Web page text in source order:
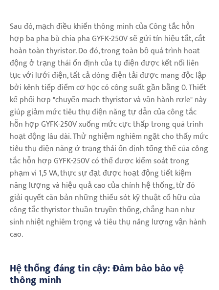
Sau đó, mạch điều khiển thông minh của Công tắc hỗn
hợp ba pha bù chia pha GYFK-250V sẽ gửi tín hiệu tắt, cắt
hoàn toàn thyristor. Do đó, trong toàn bộ quá trình hoạt
động ở trạng thái ổn định của tụ điện được kết nối liên
tục với lưới điện, tất cả dòng điện tải được mang độc lập
bởi kênh tiếp điểm cơ học có công suất gần bằng 0. Thiết
kế phối hợp "chuyển mạch thyristor và vận hành rơle" này
giúp giảm mức tiêu thụ điện năng tự dẫn của công tắc
hỗn hợp GYFK-250V xuống mức cực thấp trong quá trình
hoạt động lâu dài. Thử nghiệm nghiêm ngặt cho thấy mức
tiêu thụ điện năng ở trạng thái ổn định tổng thể của công
tắc hỗn hợp GYFK-250V có thể được kiểm soát trong
phạm vi 1,5 VA, thực sự đạt được hoạt động tiết kiệm
năng lượng và hiệu quả cao của chính hệ thống, từ đó
giải quyết căn bản những thiếu sót kỹ thuật cố hữu của
công tắc thyristor thuần truyền thống, chẳng hạn như
sinh nhiệt nghiêm trọng và tiêu thụ năng lượng vận hành
cao.
Hệ thống đáng tin cậy: Đảm bảo bảo vệ
thông minh